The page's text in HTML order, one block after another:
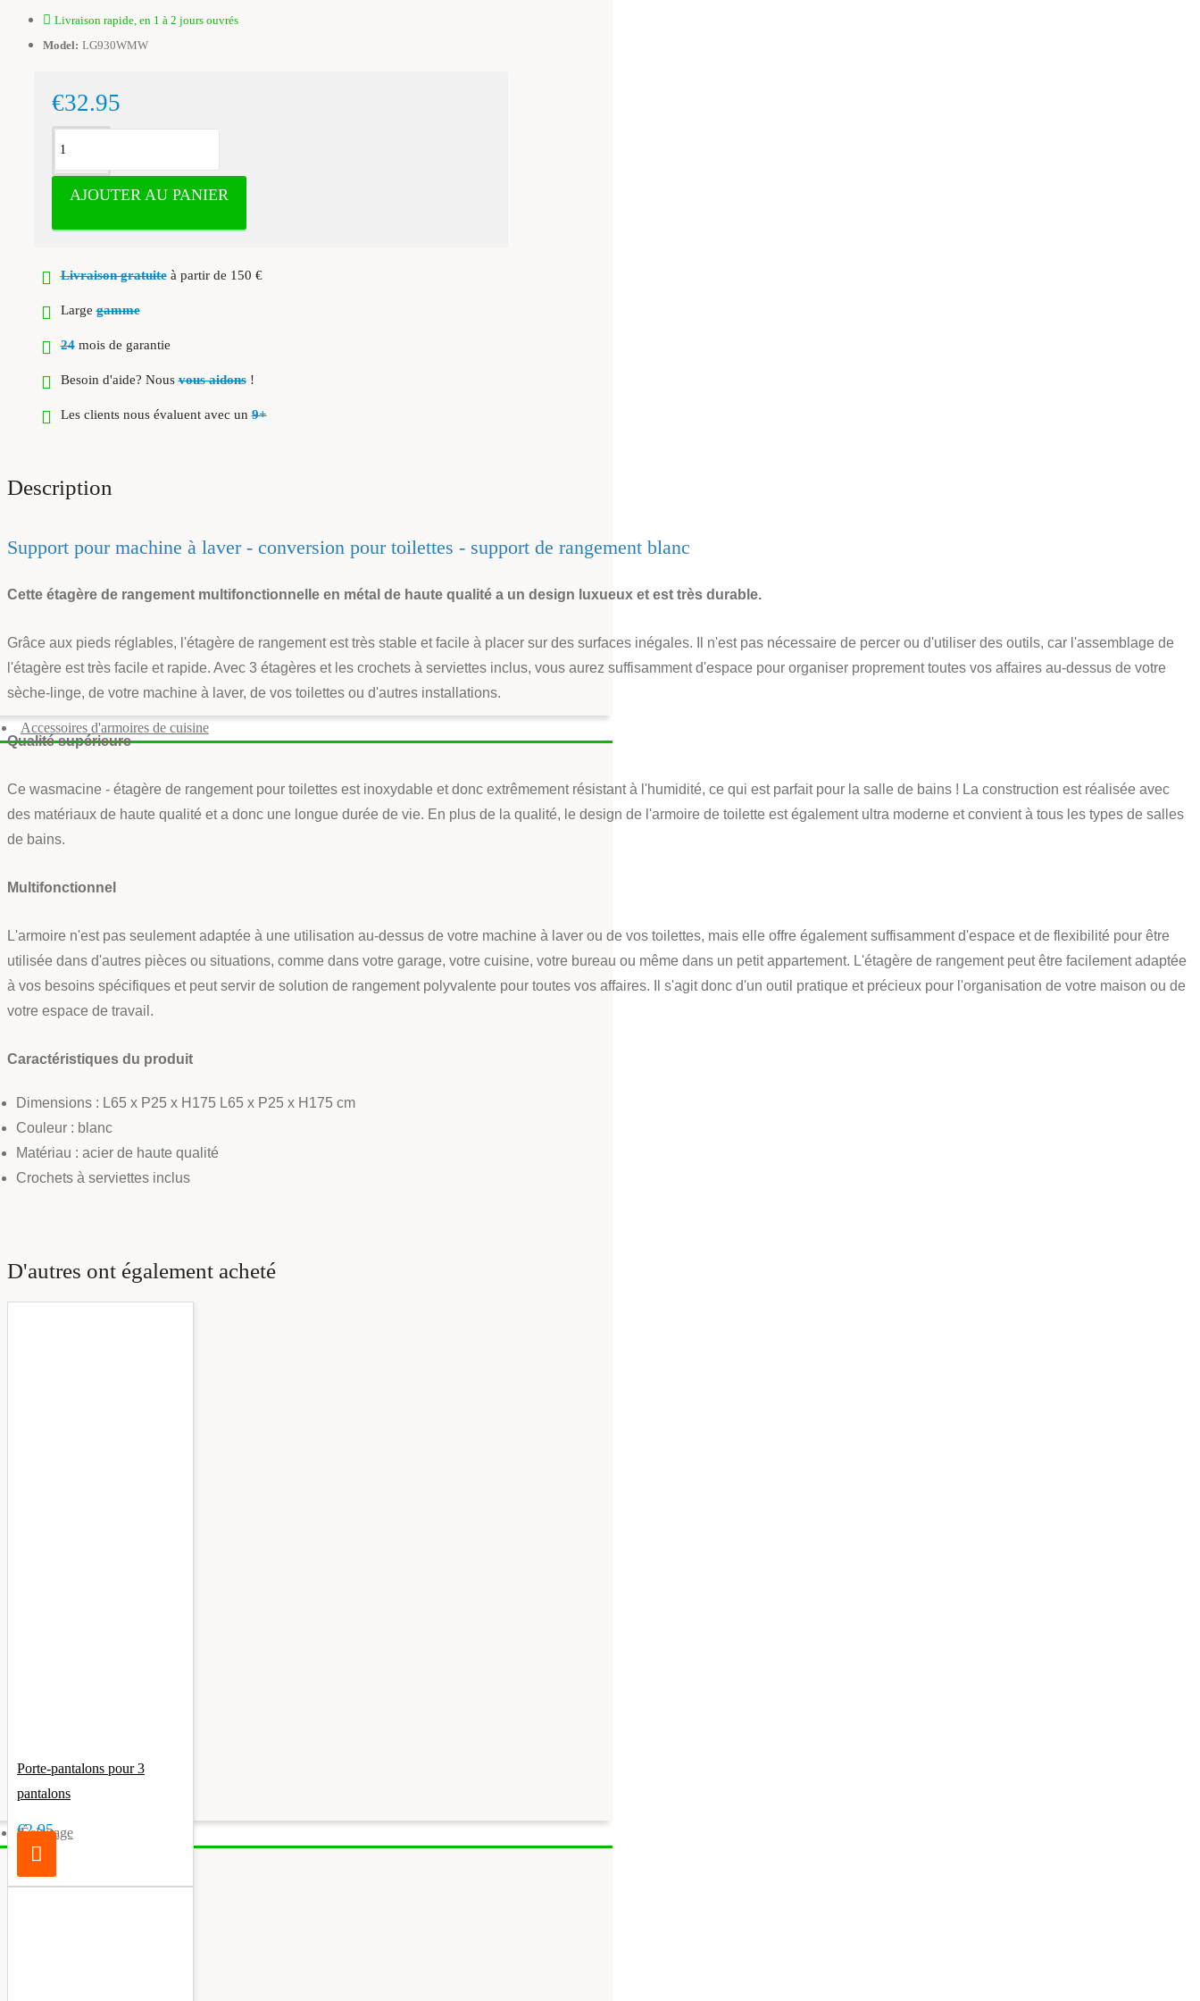
Accessoires d'armoires de cuisine
Éclairage
Livraison rapide, en 1 à 2 jours ouvrés
Model: LG930WMW
€32.95
AJOUTER AU PANIER
Livraison gratuiteà partir de 150 €
Largegamme
24mois de garantie
Besoin d'aide? Nousvous aidons!
Les clients nous évaluent avec un9+
Description
Support pour machine à laver - conversion pour toilettes - support de rangement blanc
Cette étagère de rangement multifonctionnelle en métal de haute qualité a un design luxueux et est très durable.
Grâce aux pieds réglables, l'étagère de rangement est très stable et facile à placer sur des surfaces inégales. Il n'est pas nécessaire de percer ou d'utiliser des outils, car l'assemblage de
l'étagère est très facile et rapide. Avec 3 étagères et les crochets à serviettes inclus, vous aurez suffisamment d'espace pour organiser proprement toutes vos affaires au-dessus de votre
sèche-linge, de votre machine à laver, de vos toilettes ou d'autres installations.
Qualité supérieure
Ce wasmacine - étagère de rangement pour toilettes est inoxydable et donc extrêmement résistant à l'humidité, ce qui est parfait pour la salle de bains ! La construction est réalisée avec
des matériaux de haute qualité et a donc une longue durée de vie. En plus de la qualité, le design de l'armoire de toilette est également ultra moderne et convient à tous les types de salles
de bains.
Multifonctionnel
L'armoire n'est pas seulement adaptée à une utilisation au-dessus de votre machine à laver ou de vos toilettes, mais elle offre également suffisamment d'espace et de flexibilité pour être
utilisée dans d'autres pièces ou situations, comme dans votre garage, votre cuisine, votre bureau ou même dans un petit appartement. L'étagère de rangement peut être facilement adaptée
à vos besoins spécifiques et peut servir de solution de rangement polyvalente pour toutes vos affaires. Il s'agit donc d'un outil pratique et précieux pour l'organisation de votre maison ou de
votre espace de travail.
Caractéristiques du produit
Dimensions : L65 x P25 x H175 L65 x P25 x H175 cm
Couleur : blanc
Matériau : acier de haute qualité
Crochets à serviettes inclus
D'autres ont également acheté
Porte-pantalons pour 3
pantalons
€2.95